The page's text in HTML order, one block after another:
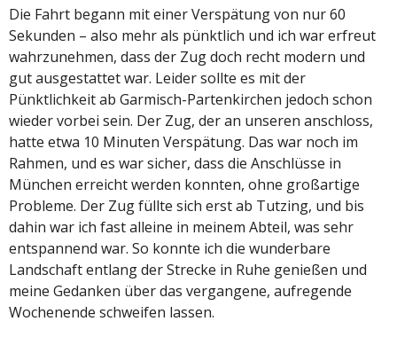
Die Fahrt begann mit einer Verspätung von nur 60
Sekunden – also mehr als pünktlich und ich war erfreut
wahrzunehmen, dass der Zug doch recht modern und
gut ausgestattet war. Leider sollte es mit der
Pünktlichkeit ab Garmisch-Partenkirchen jedoch schon
wieder vorbei sein. Der Zug, der an unseren anschloss,
hatte etwa 10 Minuten Verspätung. Das war noch im
Rahmen, und es war sicher, dass die Anschlüsse in
München erreicht werden konnten, ohne großartige
Probleme. Der Zug füllte sich erst ab Tutzing, und bis
dahin war ich fast alleine in meinem Abteil, was sehr
entspannend war. So konnte ich die wunderbare
Landschaft entlang der Strecke in Ruhe genießen und
meine Gedanken über das vergangene, aufregende
Wochenende schweifen lassen.